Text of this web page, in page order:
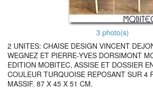
3 photo(s)
2 UNITES: CHAISE DESIGN VINCENT
WEGNEZ ET PIERRE-YVES DORSIMONT
EDITION MOBITEC, ASSISE ET DOSSIER
COULEUR TURQUOISE REPOSANT SUR 4
MASSIF. 87 X 45 X 51 CM.